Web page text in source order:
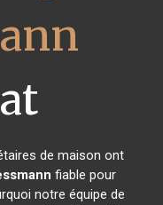
de maison ont
fiable pour
notre équipe de